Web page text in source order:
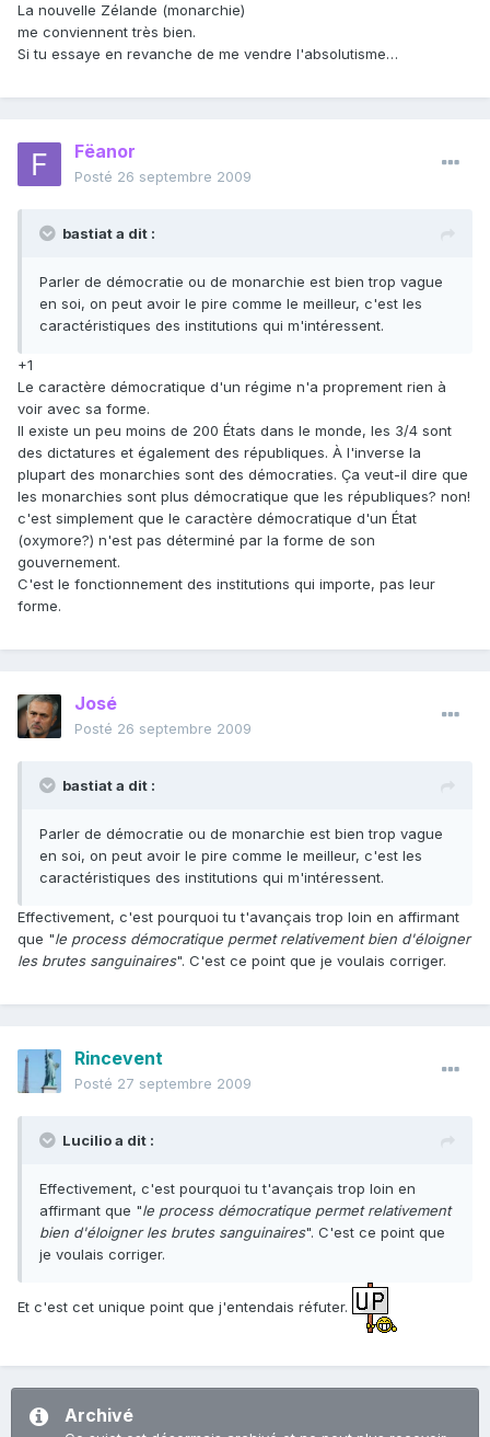
La nouvelle Zélande (monarchie)
me conviennent très bien.
Si tu essaye en revanche de me vendre l'absolutisme…
Fëanor
Posté 26 septembre 2009
bastiat a dit :
Parler de démocratie ou de monarchie est bien trop vague
en soi, on peut avoir le pire comme le meilleur, c'est les
caractéristiques des institutions qui m'intéressent.
+1
Le caractère démocratique d'un régime n'a proprement rien à
voir avec sa forme.
Il existe un peu moins de 200 États dans le monde, les 3/4 sont
des dictatures et également des républiques. À l'inverse la
plupart des monarchies sont des démocraties. Ça veut-il dire que
les monarchies sont plus démocratique que les républiques? non!
c'est simplement que le caractère démocratique d'un État
(oxymore?) n'est pas déterminé par la forme de son
gouvernement.
C'est le fonctionnement des institutions qui importe, pas leur
forme.
José
Posté 26 septembre 2009
bastiat a dit :
Parler de démocratie ou de monarchie est bien trop vague
en soi, on peut avoir le pire comme le meilleur, c'est les
caractéristiques des institutions qui m'intéressent.
Effectivement, c'est pourquoi tu t'avançais trop loin en affirmant
que "le process démocratique permet relativement bien d'éloigner
les brutes sanguinaires". C'est ce point que je voulais corriger.
Rincevent
Posté 27 septembre 2009
Lucilio a dit :
Effectivement, c'est pourquoi tu t'avançais trop loin en
affirmant que "le process démocratique permet relativement
bien d'éloigner les brutes sanguinaires". C'est ce point que
je voulais corriger.
Et c'est cet unique point que j'entendais réfuter.
Archivé